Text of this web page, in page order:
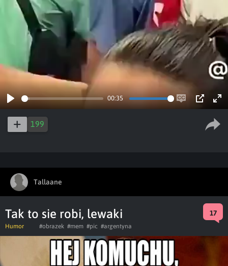
Play
00:35
EnablePIP
199
Tallaane
Tak to sie robi, lewaki 17
Humor #obrazek #mem #pic #argentyna